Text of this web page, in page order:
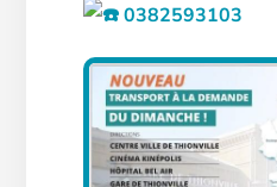
0382593103